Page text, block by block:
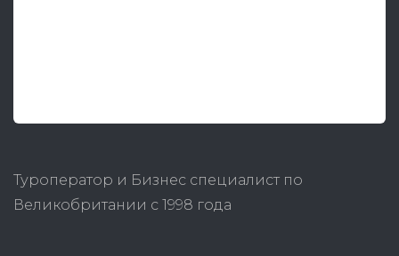
Туроператор и Бизнес специалист по
Великобритании с 1998 года